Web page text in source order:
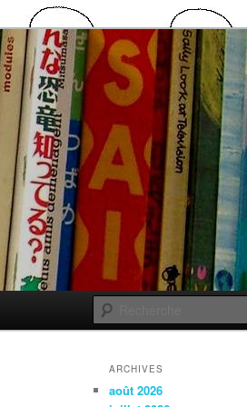
ARCHIVES
août 2026